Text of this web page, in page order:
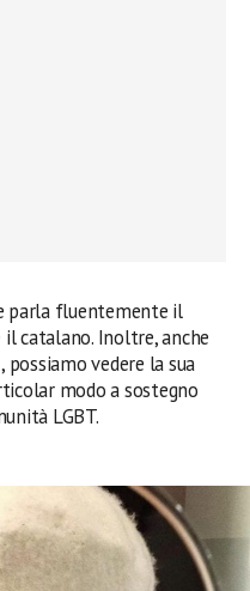
parla fluentemente il
il catalano. Inoltre, anche
, possiamo vedere la sua
modo a sostegno
LGBT.